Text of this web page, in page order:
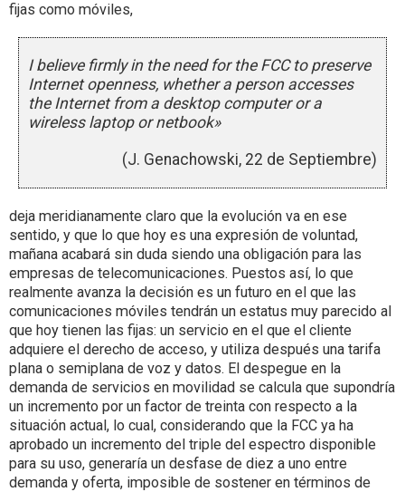
fijas como móviles,
I believe firmly in the need for the FCC to preserve
Internet openness, whether a person accesses
the Internet from a desktop computer or a
wireless laptop or netbook»
(J. Genachowski, 22 de Septiembre)
deja meridianamente claro que la evolución va en ese
sentido, y que lo que hoy es una expresión de voluntad,
mañana acabará sin duda siendo una obligación para las
empresas de telecomunicaciones. Puestos así, lo que
realmente avanza la decisión es un futuro en el que las
comunicaciones móviles tendrán un estatus muy parecido al
que hoy tienen las fijas: un servicio en el que el cliente
adquiere el derecho de acceso, y utiliza después una tarifa
plana o semiplana de voz y datos. El despegue en la
demanda de servicios en movilidad se calcula que supondría
un incremento por un factor de treinta con respecto a la
situación actual, lo cual, considerando que la FCC ya ha
aprobado un incremento del triple del espectro disponible
para su uso, generaría un desfase de diez a uno entre
demanda y oferta, imposible de sostener en términos de